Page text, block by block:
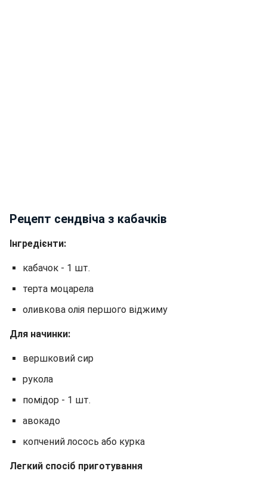
Рецепт сендвіча з кабачків
Інгредієнти:
кабачок - 1 шт.
терта моцарела
оливкова олія першого віджиму
Для начинки:
вершковий сир
рукола
помідор - 1 шт.
авокадо
копчений лосось або курка
Легкий спосіб приготування